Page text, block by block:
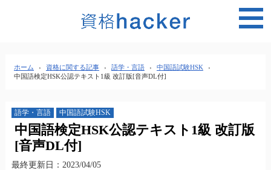
ホーム › 資格に関する記事 › 語学・言語 › 中国語試験HSK
›
中国語検定HSK公認テキスト1級 改訂版[音声DL付]
語学・言語 中国語試験HSK
中国語検定HSK公認テキスト1級 改訂版
[音声DL付]
最終更新日：2023/04/05